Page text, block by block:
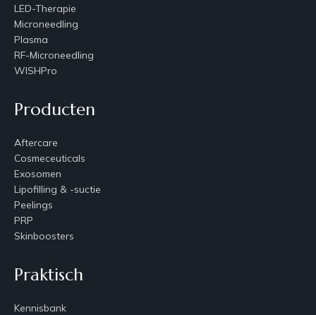
LED-Therapie
Microneedling
Plasma
RF-Microneedling
WISHPro
Producten
Aftercare
Cosmeceuticals
Exosomen
Lipofilling & -suctie
Peelings
PRP
Skinboosters
Praktisch
Kennisbank